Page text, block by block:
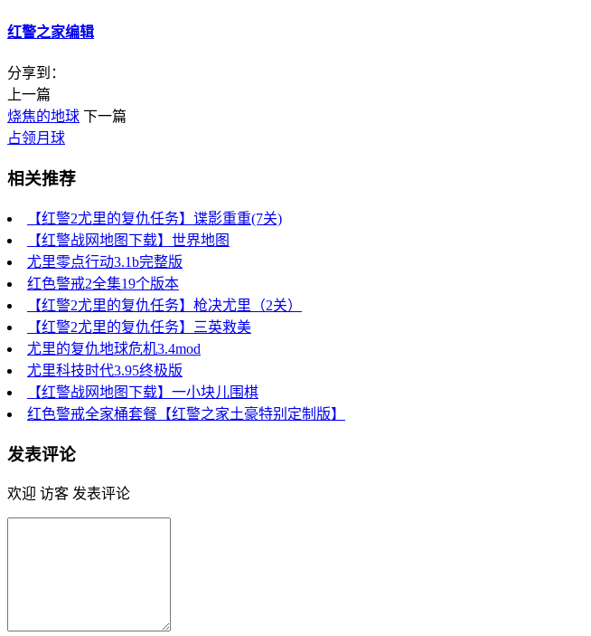
红警之家编辑
分享到：
上一篇
烧焦的地球 下一篇
占领月球
相关推荐
【红警2尤里的复仇任务】谍影重重(7关)
【红警战网地图下载】世界地图
尤里零点行动3.1b完整版
红色警戒2全集19个版本
【红警2尤里的复仇任务】枪决尤里（2关）
【红警2尤里的复仇任务】三英救美
尤里的复仇地球危机3.4mod
尤里科技时代3.95终极版
【红警战网地图下载】一小块儿围棋
红色警戒全家桶套餐【红警之家土豪特别定制版】
发表评论
欢迎 访客 发表评论